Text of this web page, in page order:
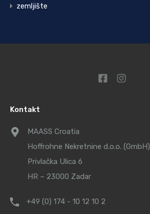
zemljište
Kontakt
MAASS Croatia
Hoffrohne Nekretnine d.o.o. (GmbH)
Privlačka Ulica 6
HR – 23000 Zadar
+49 (0) 174 - 10 12 10 2